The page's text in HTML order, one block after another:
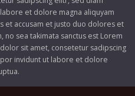
et dolore magna aliquyam
et accusam et justo duo dolores et
no sea takimata sanctus est Lorem
sit amet, consetetur sadipscing
invidunt ut labore et dolore